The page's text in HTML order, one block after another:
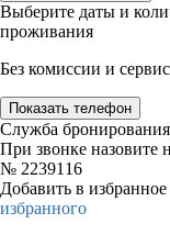
Выберите даты и
проживания
Без комиссии и
Показать телефон
Служба
При звонке назовите
№ 2239116
Добавить в избранное
избранного